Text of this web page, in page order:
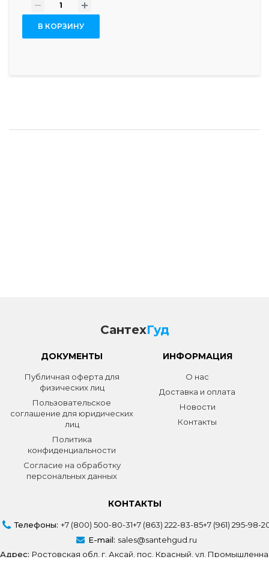
- +
В КОРЗИНУ
СантехГуд
ДОКУМЕНТЫ
Публичная оферта для
физических лиц
Пользовательское
соглашение для юридических
лиц
Политика
конфиденциальности
Согласие на обработку
персональных данных
ИНФОРМАЦИЯ
О нас
Доставка и оплата
Новости
Контакты
КОНТАКТЫ
Телефоны: +7 (800) 500-80-31+7 (863) 222-83-85+7 (961) 295-98-
E-mail: sales@santehgud.ru
Адрес: Ростовская обл, г. Аксай, пос. Красный, ул.